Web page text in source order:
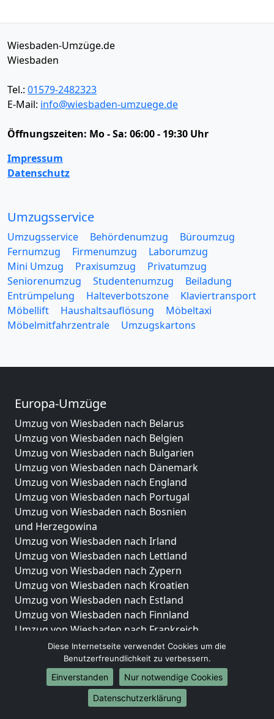
Wiesbaden-Umzüge.de
Wiesbaden
Tel.: 01579-2482323
E-Mail: info@wiesbaden-umzuege.de
Öffnungszeiten: Mo - Sa: 06:00 - 19:30 Uhr
Impressum
Datenschutz
Umzugsservice
Umzugsservice Behördenumzug
Büroumzug
Fernumzug
Firmenumzug
Laborumzug
Mini Umzug
Praxisumzug
Privatumzug
Seniorenumzug
Studentenumzug
Beiladung
Entrümpelung
Halteverbotszone
Klaviertransport
Möbellift
Haushaltsauflösung
Möbeltaxi
Möbelmitfahrzentrale
Umzugskartons
Europa-Umzüge
Umzug von Wiesbaden nach Belarus
Umzug von Wiesbaden nach Belgien
Umzug von Wiesbaden nach Bulgarien
Umzug von Wiesbaden nach Dänemark
Umzug von Wiesbaden nach England
Umzug von Wiesbaden nach Portugal
Umzug von Wiesbaden nach Bosnien
und Herzegowina
Umzug von Wiesbaden nach Irland
Umzug von Wiesbaden nach Lettland
Umzug von Wiesbaden nach Zypern
Umzug von Wiesbaden nach Kroatien
Umzug von Wiesbaden nach Estland
Umzug von Wiesbaden nach Finnland
Umzug von Wiesbaden nach Frankreich
Umzug von Wiesbaden nach Griechenland
Umzug von Wiesbaden nach Italien
Umzug von Wiesbaden nach Liechtenstein
Umzug von Wiesbaden nach Luxemburg
Umzug von Wiesbaden nach Niederlande
Diese Internetseite verwendet Cookies um die
Benutzerfreundlichkeit zu verbessern.
Einverstanden
Nur notwendige Cookies
Datenschutzerklärung